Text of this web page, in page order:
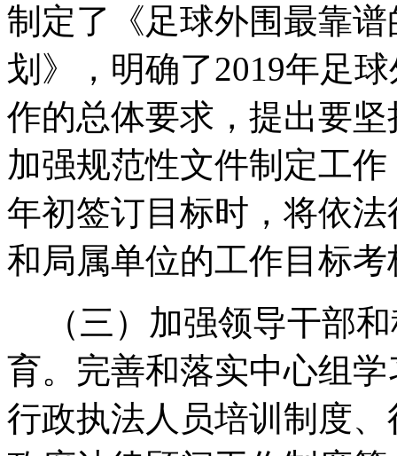
制定了《足球外围最靠谱
划》，明确了2019年足
作的总体要求，提出要
加强规范性文件制定工
年初签订目标时，将依
和局属单位的工作目标
（三）加强领导干部
育。 完善和落实中心组
行政执法人员培训制度